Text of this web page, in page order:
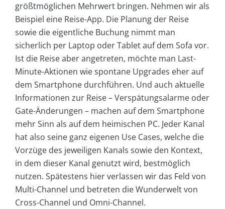
größtmöglichen Mehrwert bringen. Nehmen wir als
Beispiel eine Reise-App. Die Planung der Reise
sowie die eigentliche Buchung nimmt man
sicherlich per Laptop oder Tablet auf dem Sofa vor.
Ist die Reise aber angetreten, möchte man Last-
Minute-Aktionen wie spontane Upgrades eher auf
dem Smartphone durchführen. Und auch aktuelle
Informationen zur Reise – Verspätungsalarme oder
Gate-Änderungen – machen auf dem Smartphone
mehr Sinn als auf dem heimischen PC. Jeder Kanal
hat also seine ganz eigenen Use Cases, welche die
Vorzüge des jeweiligen Kanals sowie den Kontext,
in dem dieser Kanal genutzt wird, bestmöglich
nutzen. Spätestens hier verlassen wir das Feld von
Multi-Channel und betreten die Wunderwelt von
Cross-Channel und Omni-Channel.